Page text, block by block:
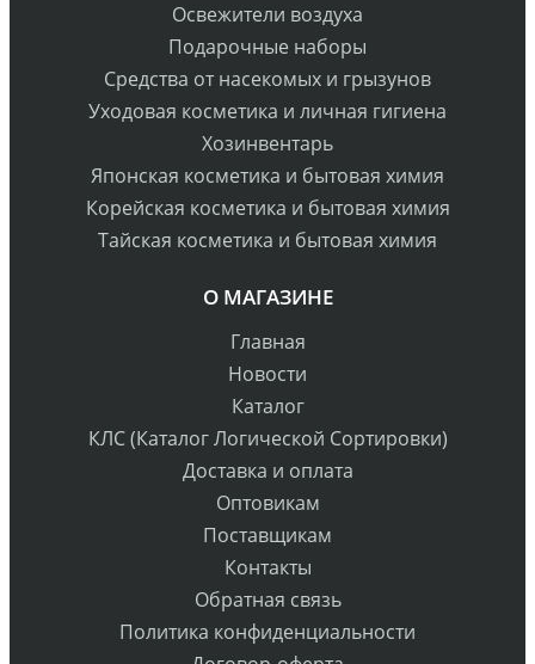
Освежители воздуха
Подарочные наборы
Средства от насекомых и грызунов
Уходовая косметика и личная гигиена
Хозинвентарь
Японская косметика и бытовая химия
Корейская косметика и бытовая химия
Тайская косметика и бытовая химия
О МАГАЗИНЕ
Главная
Новости
Каталог
КЛС (Каталог Логической Сортировки)
Доставка и оплата
Оптовикам
Поставщикам
Контакты
Обратная связь
Политика конфиденциальности